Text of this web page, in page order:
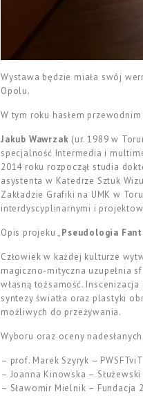
Wystawa będzie miała swój
Opolu.
W tym roku hasłem
Jakub Wawrzak (ur. 1989 w
specjalność Intermedia i
2014 roku rozpoczął studia
asystenta w Katedrze Sztuk
Zakładzie Grafiki na UMK w
interdyscyplinarnymi i
Opis projeku „Pseudologia
Człowiek w każdej kulturze
magiczno-mityczna uzupełnia
własną tożsamość.
syntezy światła oraz plastyki
możliwych do przeżywania.
Wyboru oraz oceny
– prof. Marek Szyryk –
– Joanna Kinowska –
– Sławomir Mielnik – Fundacja